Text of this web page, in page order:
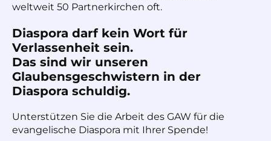
weltweit 50 Partnerkirchen oft.
Diaspora darf kein Wort für
Verlassenheit sein.
Das sind wir unseren
Glaubensgeschwistern in der
Diaspora schuldig.
Unterstützen Sie die Arbeit des GAW für die
evangelische Diaspora mit Ihrer Spende!